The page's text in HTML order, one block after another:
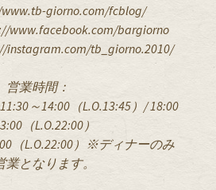
www.tb-giorno.com/fcblog/
www.facebook.com/bargiorno
tb_giorno.2010/
営業時間：
～14:00（L.O.13:45）/ 18:00
（L.O.22:00）
（L.O.22:00）※ディナーのみ
業となります。